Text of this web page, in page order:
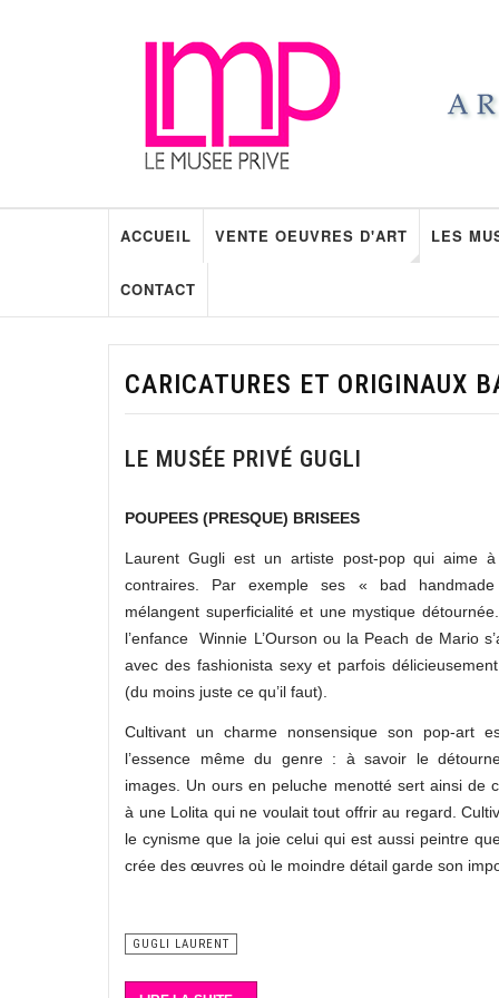
ACCUEIL VENTE OEUVRES D'ART LES
CONTACT
CARICATURES ET ORIGINAUX
LE MUSÉE PRIVÉ GUGLI
POUPEES (PRESQUE) BRISEES
Laurent Gugli est un artiste post-pop qui aime
contraires. Par exemple ses « bad
mélangent superficialité et une mystique
l’enfance Winnie L’Ourson ou la Peach de Mario
avec des fashionista sexy et parfois
(du moins juste ce qu’il faut).
Cultivant un charme nonsensique son pop-art
l’essence même du genre : à savoir le
images. Un ours en peluche menotté sert ainsi de
à une Lolita qui ne voulait tout offrir au regard.
le cynisme que la joie celui qui est aussi peintre
crée des œuvres où le moindre détail garde son
GUGLI LAURENT